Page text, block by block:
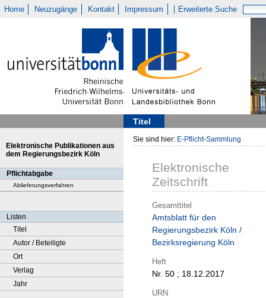
Home Neuzugänge Kontakt Impressum Erweiterte Suche
Titel
Elektronische Publikationen aus
dem Regierungsbezirk Köln
Pflichtabgabe
Ablieferungsverfahren
Listen
Titel
Autor / Beteiligte
Ort
Verlag
Jahr
Sie sind hier: E-Pflicht-Sammlung
Elektronische
Zeitschrift
Gesamttitel
Amtsblatt für den
Regierungsbezirk Köln /
Bezirksregierung Köln
Heft
Nr. 50 ; 18.12.2017
URN